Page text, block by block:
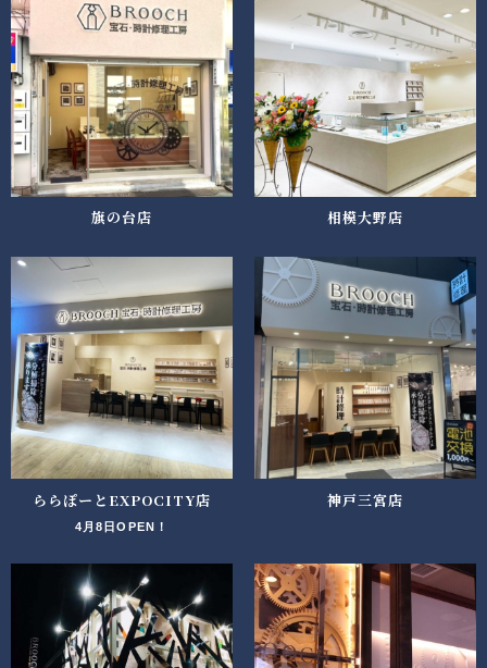
旗の台店 相模大野店
ららぽーとEXPOCITY店
4月8日OPEN！
神戸三宮店